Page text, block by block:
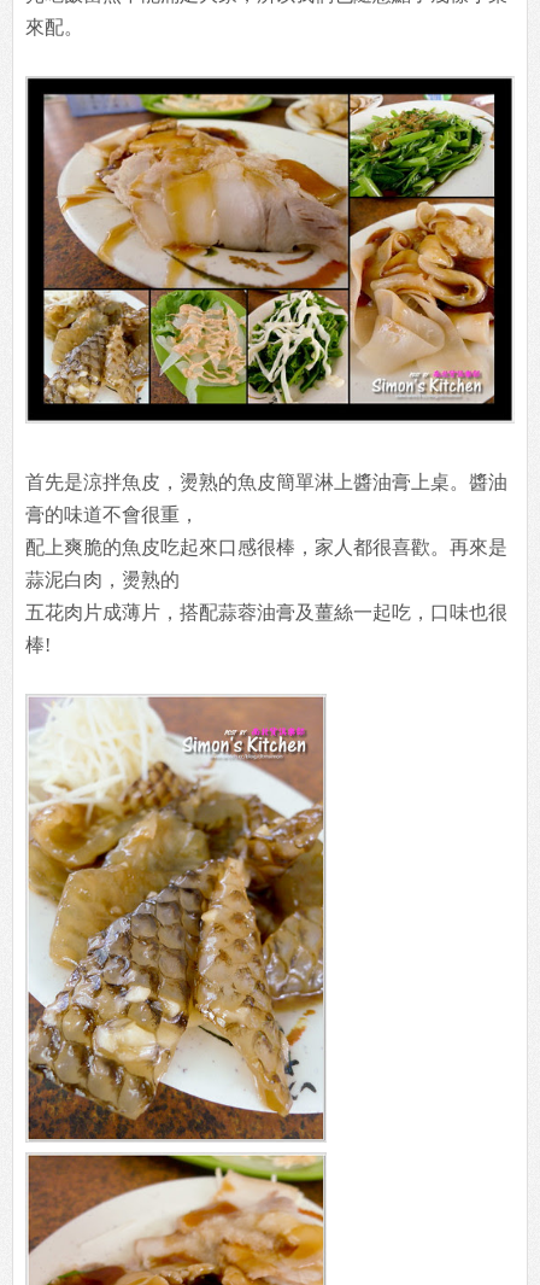
來配。
首先是涼拌魚皮，燙熟的魚皮簡單淋上醬油膏上桌。醬油
膏的味道不會很重，
配上爽脆的魚皮吃起來口感很棒，家人都很喜歡。再來是
蒜泥白肉，燙熟的
五花肉片成薄片，搭配蒜蓉油膏及薑絲一起吃，口味也很
棒!